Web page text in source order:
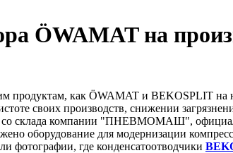
ÖWAMAT на
продуктам, как ÖWAMAT и BEKOSPLIT на
своих производств, снижении
склада компании "ПНЕВМОМАШ",
оборудование для модернизации
фотографии, где конденсатоотводчики